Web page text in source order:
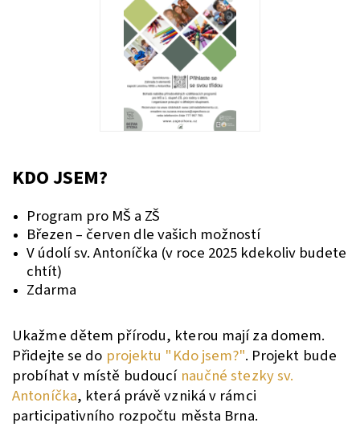
KDO JSEM?
Program pro MŠ a ZŠ
Březen – červen dle vašich možností
V údolí sv. Antoníčka (v roce 2025 kdekoliv budete
chtít)
Zdarma
Ukažme dětem přírodu, kterou mají za domem.
Přidejte se do projektu "Kdo jsem?". Projekt bude
probíhat v místě budoucí naučné stezky sv.
Antoníčka, která právě vzniká v rámci
participativního rozpočtu města Brna.